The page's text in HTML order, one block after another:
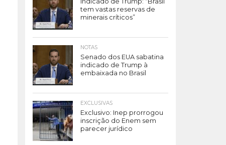
tem vastas reservas de
minerais críticos”
NOTAS
Senado dos EUA sabatina
indicado de Trump à
embaixada no Brasil
EXCLUSIVAS
Exclusivo: Inep prorrogou
inscrição do Enem sem
parecer jurídico